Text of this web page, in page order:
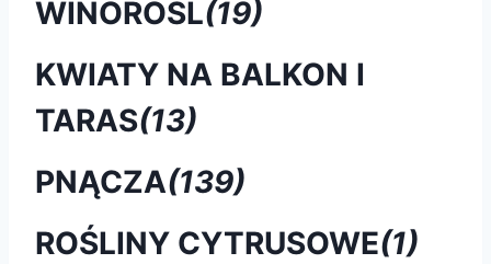
WINOROŚL(19)
KWIATY NA BALKON I
TARAS(13)
PNĄCZA(139)
ROŚLINY CYTRUSOWE(1)